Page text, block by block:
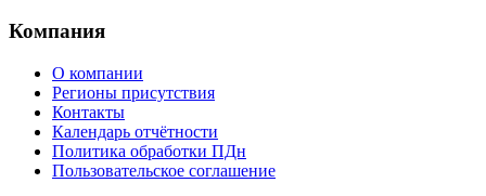
Компания
О компании
Регионы присутствия
Контакты
Календарь отчётности
Политика обработки ПДн
Пользовательское соглашение